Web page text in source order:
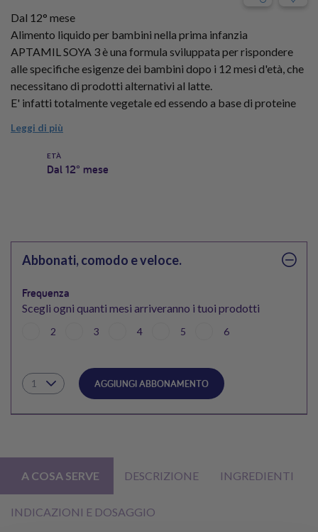
Dal 12° mese
Alimento liquido per bambini nella prima infanzia
APTAMIL SOYA 3 è una formula sviluppata per rispondere
alle specifiche esigenze dei bambini dopo i 12 mesi d'età, che
necessitano di prodotti alternativi al latte.
E' infatti totalmente vegetale ed essendo a base di proteine
Leggi di più
ETÀ
Dal 12° mese
Abbonati, comodo e veloce.
Frequenza
Scegli ogni quanti mesi arriveranno i tuoi prodotti
2 3 4 5 6
AGGIUNGI ABBONAMENTO
A COSA SERVE DESCRIZIONE INGREDIENTI
INDICAZIONI E DOSAGGIO